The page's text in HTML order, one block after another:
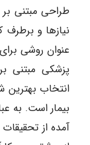
طراحی مبتنی بر
عنوان روشی
انتخاب بهترین
بیمار است. به
آمده از